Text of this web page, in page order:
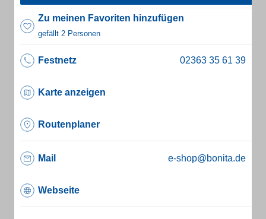
Zu meinen Favoriten hinzufügen
gefällt 2 Personen
Festnetz
Karte anzeigen
Routenplaner
Mail e-shop@bonita.de
Webseite